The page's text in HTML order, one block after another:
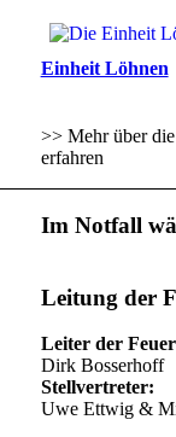
Einheit Löhnen
>> Mehr über die
erfahren
Im Notfall
Leitung der
Leiter der
Dirk Bosserhoff
Stellvertreter:
Uwe Ettwig &